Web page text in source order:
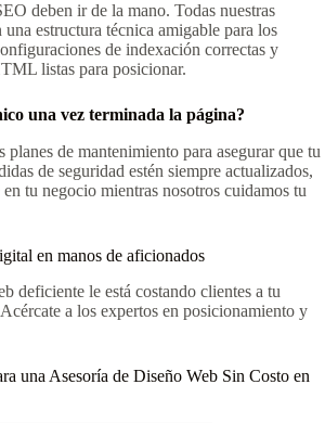
deben ir de la mano. Todas nuestras
una estructura técnica amigable para los
de indexación correctas y
listas para posicionar.
una vez terminada la página?
planes de mantenimiento para asegurar que tu
de seguridad estén siempre actualizados,
tu negocio mientras nosotros cuidamos tu
en manos de aficionados
deficiente le está costando clientes a tu
a los expertos en posicionamiento y
una Asesoría de Diseño Web Sin Costo en